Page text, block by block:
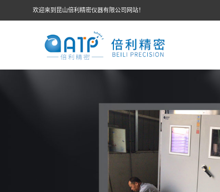
欢迎来到昆山倍利精密仪器有限公司网站！